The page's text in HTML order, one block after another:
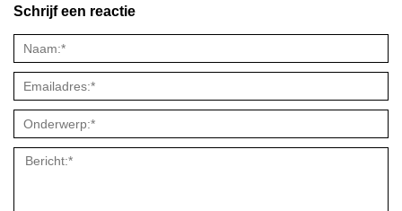
Schrijf een reactie